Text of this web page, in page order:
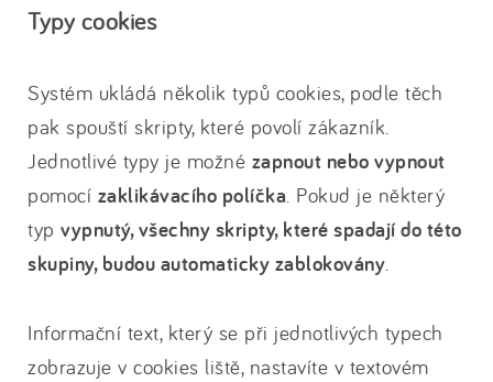
Typy cookies
Systém ukládá několik typů cookies, podle těch
pak spouští skripty, které povolí zákazník.
Jednotlivé typy je možné zapnout nebo vypnout
pomocí zaklikávacího políčka. Pokud je některý
typ vypnutý, všechny skripty, které spadají do této
skupiny, budou automaticky zablokovány.
Informační text, který se při jednotlivých typech
zobrazuje v cookies liště, nastavíte v textovém